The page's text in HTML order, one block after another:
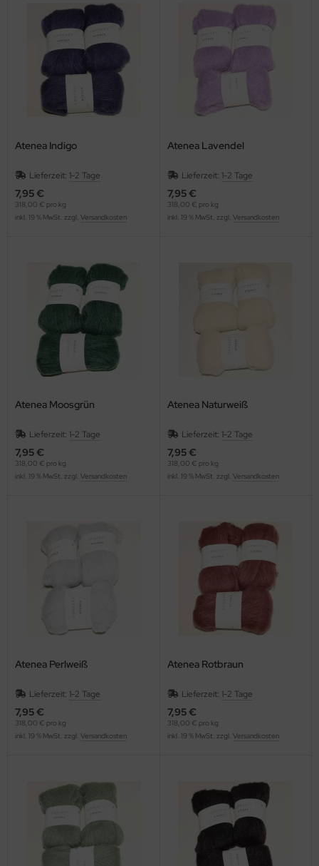
Atenea Indigo
Lieferzeit: 1-2 Tage
7,95 €
318,00 € pro kg
inkl. 19 % MwSt. zzgl. Versandkosten
Atenea Lavendel
Lieferzeit: 1-2 Tage
7,95 €
318,00 € pro kg
inkl. 19 % MwSt. zzgl. Versandkosten
Atenea Moosgrün
Lieferzeit: 1-2 Tage
7,95 €
318,00 € pro kg
inkl. 19 % MwSt. zzgl. Versandkosten
Atenea Naturweiß
Lieferzeit: 1-2 Tage
7,95 €
318,00 € pro kg
inkl. 19 % MwSt. zzgl. Versandkosten
Atenea Perlweiß
Lieferzeit: 1-2 Tage
7,95 €
318,00 € pro kg
inkl. 19 % MwSt. zzgl. Versandkosten
Atenea Rotbraun
Lieferzeit: 1-2 Tage
7,95 €
318,00 € pro kg
inkl. 19 % MwSt. zzgl. Versandkosten